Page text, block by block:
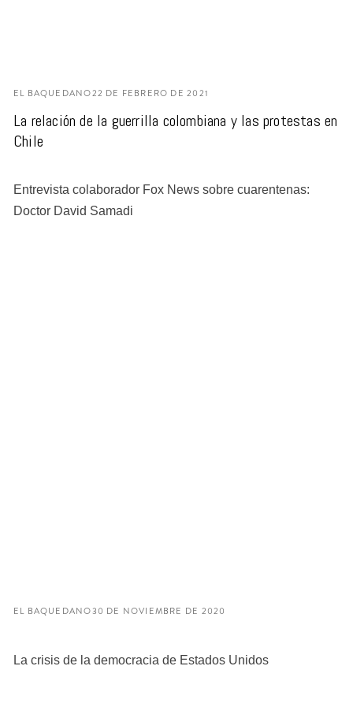
La relación de la guerrilla colombiana y las protestas en
Chile
EL BAQUEDANO22 DE FEBRERO DE 2021
Entrevista colaborador Fox News sobre cuarentenas:
Doctor David Samadi
EL BAQUEDANO30 DE NOVIEMBRE DE 2020
La crisis de la democracia de Estados Unidos